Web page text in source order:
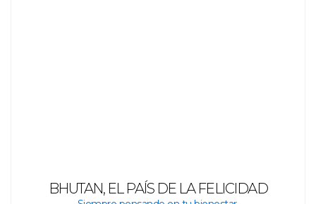
BHUTAN, EL PAÍS DE LA FELICIDAD